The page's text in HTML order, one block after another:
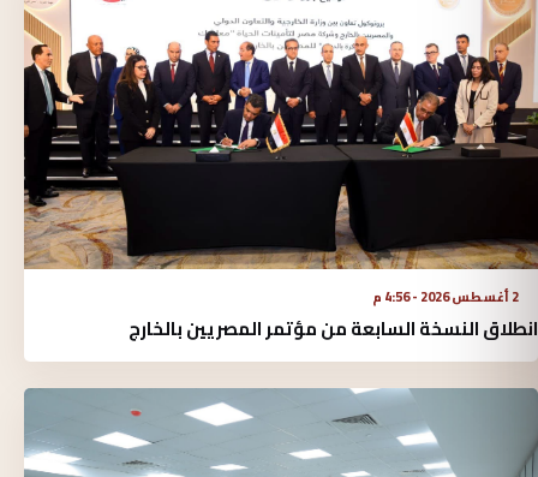
2 أغسطس 2026 - 4:56 م
انطلاق النسخة السابعة من مؤتمر المصريين بالخارج